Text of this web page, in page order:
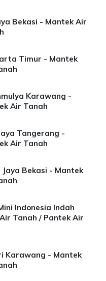
Bekasi - Mantek Air
Timur - Mantek
Karawang -
Air Tanah
Tangerang -
Air Tanah
Jaya Bekasi - Mantek
Indonesia Indah
Tanah / Pantek Air
Karawang - Mantek